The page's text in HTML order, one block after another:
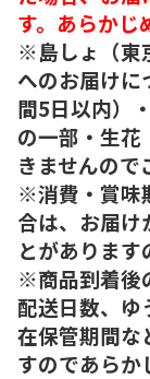
す。あらかじ
※島しょ（東
へのお届けに
間5日以内）
の一部・生花
きませんので
※消費・賞味
合は、お届け
とがあります
※商品到着後
配送日数、ゆ
在保管期間な
すのであらか